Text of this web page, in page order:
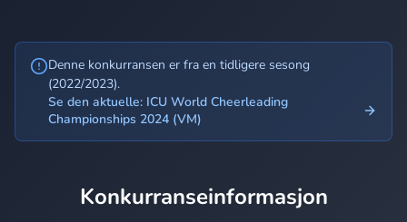
Denne konkurransen er fra en tidligere sesong
(2022/2023).
Se den aktuelle: ICU World Cheerleading
Championships 2024 (VM)
Konkurranseinformasjon